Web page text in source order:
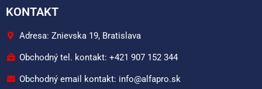
KONTAKT
Adresa: Znievska 19, Bratislava
Obchodný tel. kontakt: +421 907 152 344
Obchodný email kontakt: info@alfapro.sk